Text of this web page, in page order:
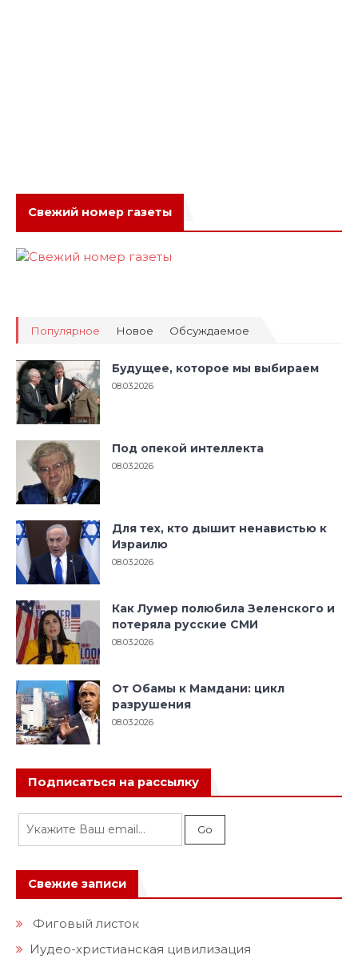
Свежий номер газеты
Популярное Новое Обсуждаемое
Будущее, которое мы выбираем
08.03.2026
Под опекой интеллекта
08.03.2026
Для тех, кто дышит ненавистью к
Израилю
08.03.2026
Как Лумер полюбила Зеленского и
потеряла русские СМИ
08.03.2026
От Обамы к Мамдани: цикл
разрушения
08.03.2026
Подписаться на рассылку
Свежие записи
Фиговый листок
Иудео-христианская цивилизация